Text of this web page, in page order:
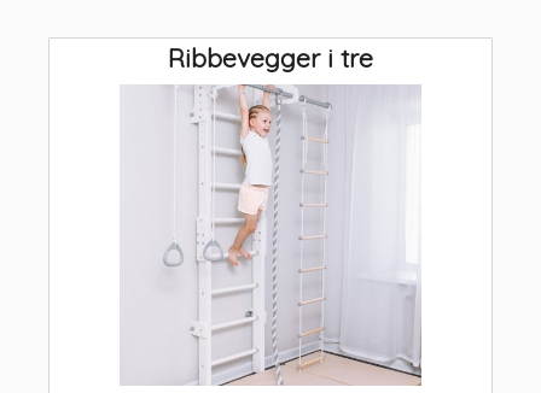
Ribbevegger i tre